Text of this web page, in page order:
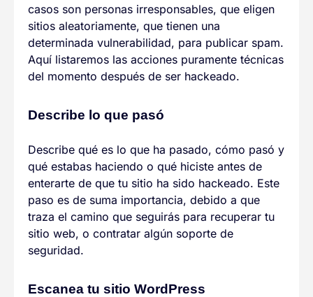
casos son personas irresponsables, que eligen
sitios aleatoriamente, que tienen una
determinada vulnerabilidad, para publicar spam.
Aquí listaremos las acciones puramente técnicas
del momento después de ser hackeado.
Describe lo que pasó
Describe qué es lo que ha pasado, cómo pasó y
qué estabas haciendo o qué hiciste antes de
enterarte de que tu sitio ha sido hackeado. Este
paso es de suma importancia, debido a que
traza el camino que seguirás para recuperar tu
sitio web, o contratar algún soporte de
seguridad.
Escanea tu sitio WordPress